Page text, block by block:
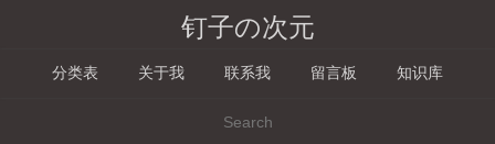
钉子の次元
分类表 关于我 联系我 留言板 知识库